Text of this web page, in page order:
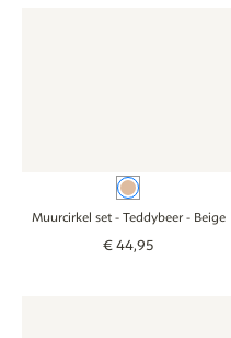
Beige
Muurcirkel set - Teddybeer- Beige
€44,95